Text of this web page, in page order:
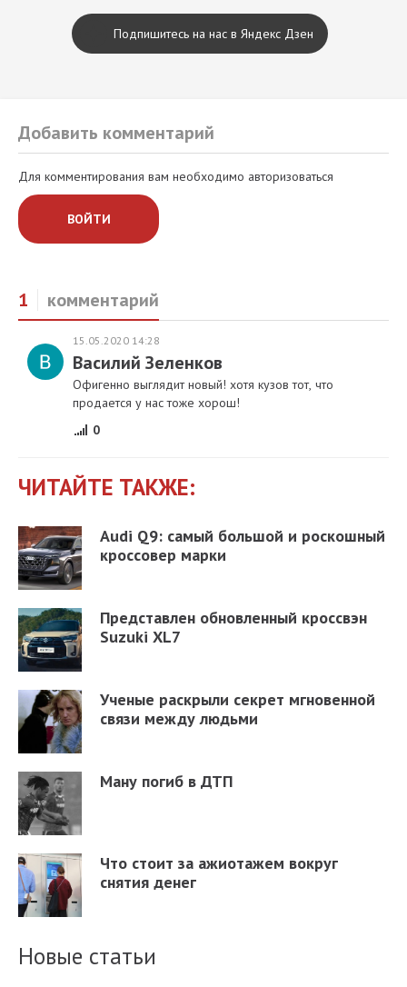
Подпишитесь на нас в Яндекс Дзен
Добавить комментарий
Для комментирования вам необходимо авторизоваться
ВОЙТИ
1 комментарий
15.05.2020 14:28
Василий Зеленков
Офигенно выглядит новый! хотя кузов тот, что
продается у нас тоже хорош!
0
ЧИТАЙТЕ ТАКЖЕ:
Audi Q9: самый большой и роскошный
кроссовер марки
Представлен обновленный кроссвэн
Suzuki XL7
Ученые раскрыли секрет мгновенной
связи между людьми
Ману погиб в ДТП
Что стоит за ажиотажем вокруг
снятия денег
Новые статьи